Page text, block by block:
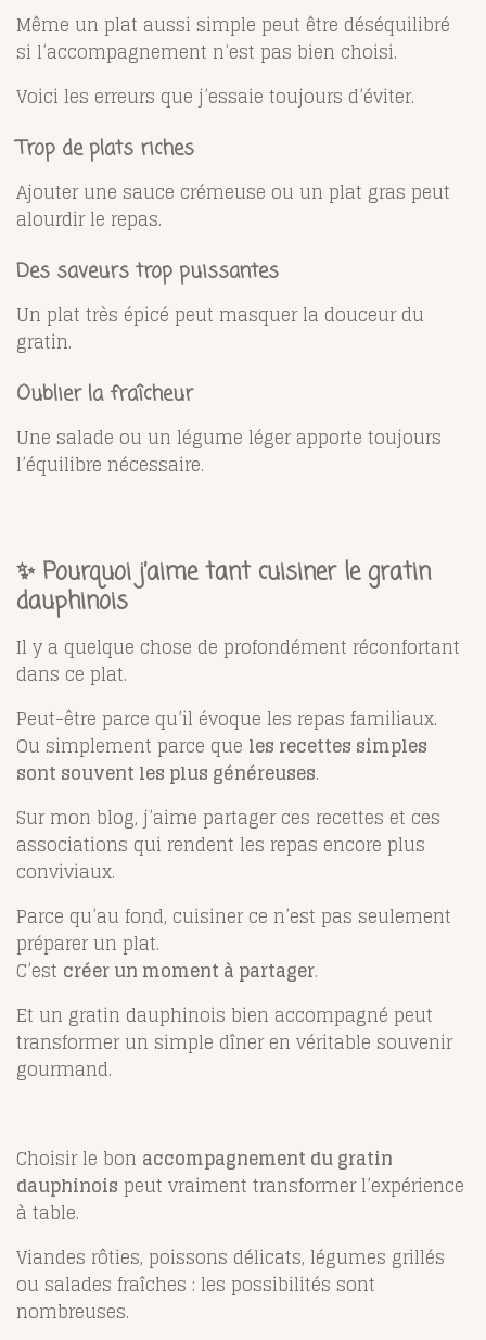
Même un plat aussi simple peut être déséquilibré
si l’accompagnement n’est pas bien choisi.
Voici les erreurs que j’essaie toujours d’éviter.
Trop de plats riches
Ajouter une sauce crémeuse ou un plat gras peut
alourdir le repas.
Des saveurs trop puissantes
Un plat très épicé peut masquer la douceur du
gratin.
Oublier la fraîcheur
Une salade ou un légume léger apporte toujours
l’équilibre nécessaire.
✨ Pourquoi j’aime tant cuisiner le gratin
dauphinois
Il y a quelque chose de profondément réconfortant
dans ce plat.
Peut-être parce qu’il évoque les repas familiaux.
Ou simplement parce que les recettes simples
sont souvent les plus généreuses.
Sur mon blog, j’aime partager ces recettes et ces
associations qui rendent les repas encore plus
conviviaux.
Parce qu’au fond, cuisiner ce n’est pas seulement
préparer un plat.
C’est créer un moment à partager.
Et un gratin dauphinois bien accompagné peut
transformer un simple dîner en véritable souvenir
gourmand.
Choisir le bon accompagnement du gratin
dauphinois peut vraiment transformer l’expérience
à table.
Viandes rôties, poissons délicats, légumes grillés
ou salades fraîches : les possibilités sont
nombreuses.